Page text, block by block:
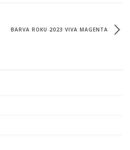
BARVA ROKU 2023 VIVA MAGENTA